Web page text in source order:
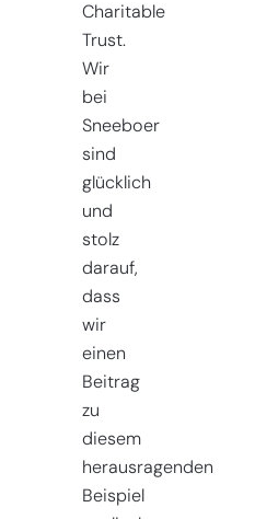
Charitable
Trust.
Wir
bei
Sneeboer
sind
glücklich
und
stolz
darauf,
dass
wir
einen
Beitrag
zu
diesem
herausragenden
Beispiel